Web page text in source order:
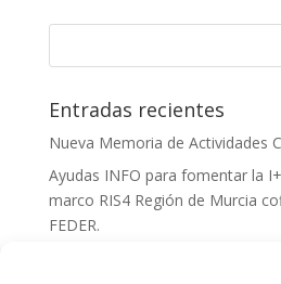
Entradas recientes
Nueva Memoria de Actividades
Ayudas INFO para fomentar la
marco RIS4 Región de Murcia
FEDER.